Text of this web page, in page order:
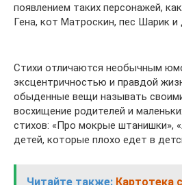
появлением таких персонажей,
Гена, кот Матроскин, пес Шарик
Стихи отличаются необычным
эксцентричностью и правдой
обыденные вещи называть
восхищение родителей и
стихов: «Про мокрые штанишки»,
детей, которые плохо едет в
Читайте также: Картотека